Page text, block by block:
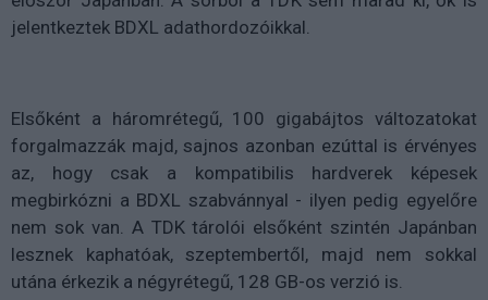
jelentkeztek BDXL adathordozóikkal.
Elsőként a háromrétegű, 100 gigabájtos változatokat
forgalmazzák majd, sajnos azonban ezúttal is érvényes
az, hogy csak a kompatibilis hardverek képesek
megbirkózni a BDXL szabvánnyal - ilyen pedig egyelőre
nem sok van. A TDK tárolói elsőként szintén Japánban
lesznek kaphatóak, szeptembertől, majd nem sokkal
utána érkezik a négyrétegű, 128 GB-os verzió is.